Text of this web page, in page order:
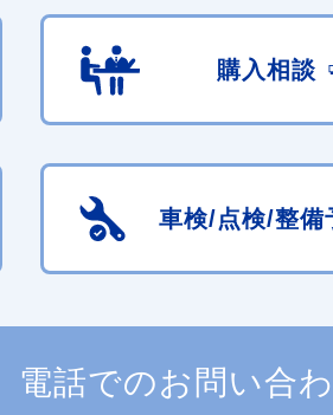
購入相談
車検/点検/整備
電話でのお問い合